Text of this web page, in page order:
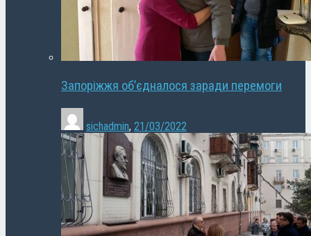
Запоріжжя об’єдналося заради перемоги
sichadmin, 21/03/2022